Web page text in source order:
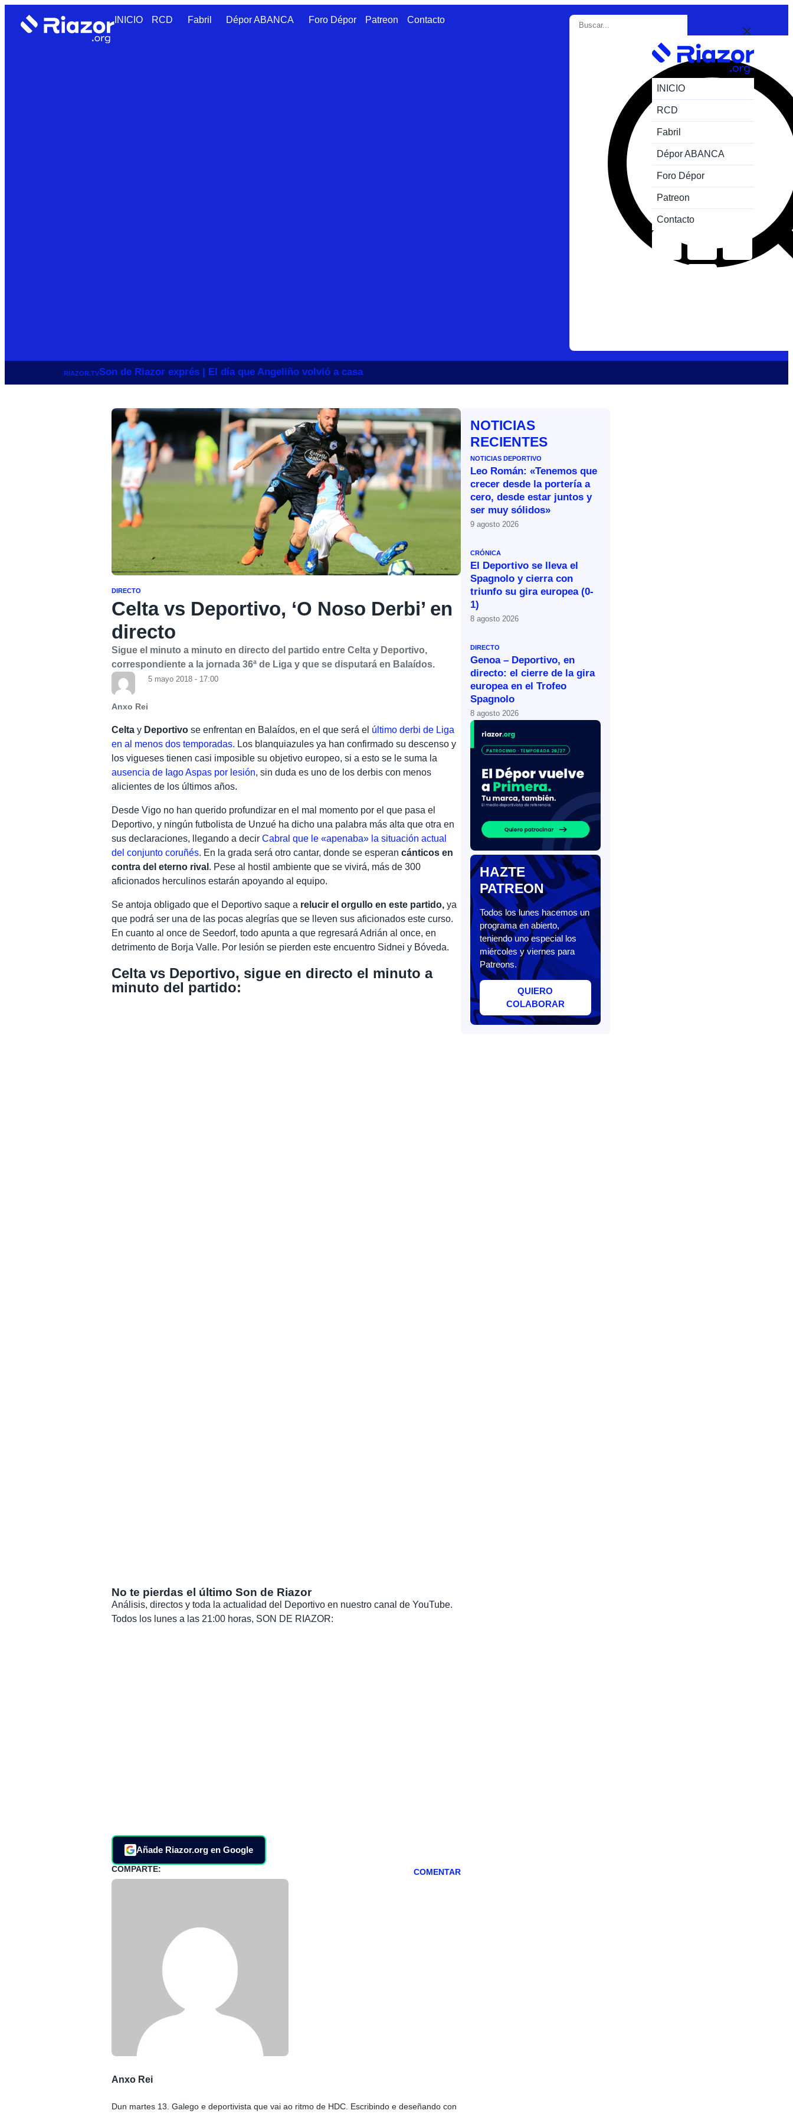
INICIO RCD Fabril Dépor ABANCA Foro Dépor Patreon Contacto
INICIO
RCD
Fabril
Dépor ABANCA
Foro Dépor
Patreon
Contacto
RIAZOR.TVSon de Riazor exprés | El día que Angeliño volvió a casa
DIRECTO
Celta vs Deportivo, ‘O Noso Derbi’ en
directo
Sigue el minuto a minuto en directo del partido entre Celta y Deportivo,
correspondiente a la jornada 36ª de Liga y que se disputará en Balaídos.
Anxo Rei
5 mayo 2018 - 17:00
Celta y Deportivo se enfrentan en Balaídos, en el que será el último derbi de Liga
en al menos dos temporadas. Los blanquiazules ya han confirmado su descenso y
los vigueses tienen casi imposible su objetivo europeo, si a esto se le suma la
ausencia de Iago Aspas por lesión, sin duda es uno de los derbis con menos
alicientes de los últimos años.
Desde Vigo no han querido profundizar en el mal momento por el que pasa el
Deportivo, y ningún futbolista de Unzué ha dicho una palabra más alta que otra en
sus declaraciones, llegando a decirCabral que le «apenaba» la situación actual
del conjunto coruñés. En la grada será otro cantar, donde se esperancánticos en
contra del eterno rival . Pese al hostil ambiente que se vivirá, más de 300
aficionados herculinos estarán apoyando al equipo.
Se antoja obligado que el Deportivo saque a relucir el orgullo en este partido, ya
que podrá ser una de las pocas alegrías que se lleven sus aficionados este curso.
En cuanto al once de Seedorf, todo apunta a que regresará Adrián al once, en
detrimento de Borja Valle. Por lesión se pierden este encuentro Sidnei y Bóveda.
Celta vs Deportivo, sigue en directo el minuto a
minuto del partido:
No te pierdas el último Son de Riazor
Análisis, directos y toda la actualidad del Deportivo en nuestro canal de YouTube.
Todos los lunes a las 21:00 horas, SON DE RIAZOR:
Añade Riazor.org en Google
COMPARTE: COMENTAR
Anxo Rei
Dun martes 13. Galego e deportivista que vai ao ritmo de HDC. Escribindo e deseñando con
NOTICIAS
RECIENTES
NOTICIAS DEPORTIVO
Leo Román: «Tenemos que
crecer desde la portería a
cero, desde estar juntos y
ser muy sólidos»
9 agosto 2026
CRÓNICA
El Deportivo se lleva el
Spagnolo y cierra con
triunfo su gira europea (0-
1)
8 agosto 2026
DIRECTO
Genoa – Deportivo, en
directo: el cierre de la gira
europea en el Trofeo
Spagnolo
8 agosto 2026
HAZTE
PATREON
Todos los lunes hacemos un
programa en abierto,
teniendo uno especial los
miércoles y viernes para
Patreons.
QUIERO
COLABORAR